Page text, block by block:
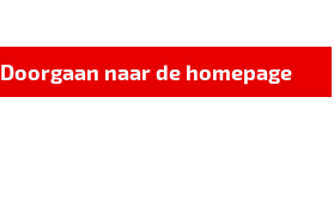
Doorgaan naar de homepage